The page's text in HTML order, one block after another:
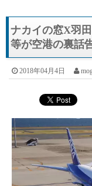
ナカイの窓X羽
等が空港の裏話
2018年04月4日